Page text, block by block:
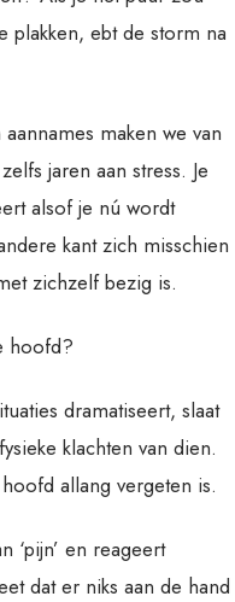
plakken, ebt de storm na
maken we van
jaren aan stress. Je
alsof je nú wordt
kant zich misschien
zichzelf bezig is.
hoofd?
dramatiseert, slaat
klachten van dien.
allang vergeten is.
‘pijn’ en reageert
dat er niks aan de hand